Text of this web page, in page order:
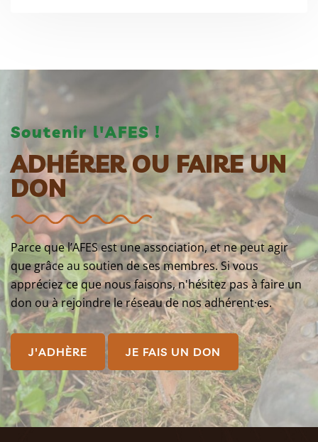
Soutenir l'AFES !
ADHÉRER OU FAIRE UN
DON
Parce que l’AFES est une association, et ne peut agir
que grâce au soutien de ses membres. Si vous
appréciez ce que nous faisons, n'hésitez pas à faire un
don ou à rejoindre le réseau de nos adhérent·es.
J'ADHÈRE JE FAIS UN DON